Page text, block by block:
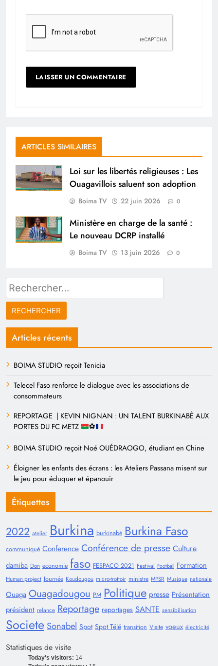
ARTICLES SIMILAIRES
Loi sur les libertés religieuses : Les
Ouagavillois saluent son adoption
Boima TV 22 juin 2026 0
Ministère en charge de la santé :
Le nouveau DCRP installé
Boima TV 13 juin 2026 0
Rechercher :
Articles récents
BOIMA STUDIO reçoit Tenicia
Telecel Faso renforce le dialogue avec les associations de
consommateurs
REPORTAGE | KEVIN NIGNAN : UN TALENT BURKINABÈ AUX
PORTES DU FC METZ
⚽
BOIMA STUDIO reçoit Noé OUÉDRAOGO, étudiant en Chine
Éloigner les enfants des écrans : les Ateliers Passana misent sur
le jeu pour éduquer et épanouir
Étiquettes
2022 atelier Burkina burkinabè Burkina Faso
communiqué Conference Conférence de presse Culture
damiba Don economie faso FESPACO 2021 Festival Football Formation
Human project Journée Koudougou micro-trottoir ministre MPSR Musique nationale
Ouaga Ouagadougou PM Politique presse Présentation
président relance Reportage reportages SANTE sensibilisation
Societe Sonabel Spot Spot Télé transition Visite voeux électricité
Statistiques de visite
Today's visitors: 14